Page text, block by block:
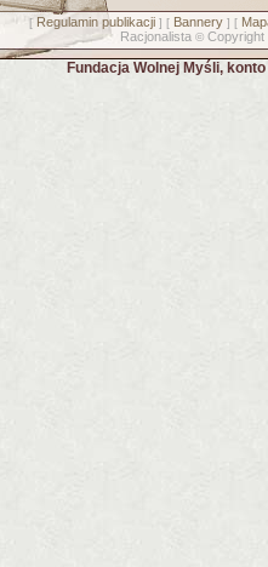
[ Regulamin publikacji] [ Bannery] [
Racjonalista © Copyright
Fundacja Wolnej Myśli,